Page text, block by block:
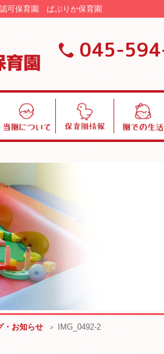
認可保育園 ぱぷりか保育園
045-
に
情
生
・お知らせ IMG_0492-2